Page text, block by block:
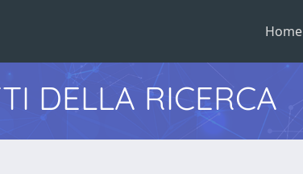
Home
DELLA RICERCA